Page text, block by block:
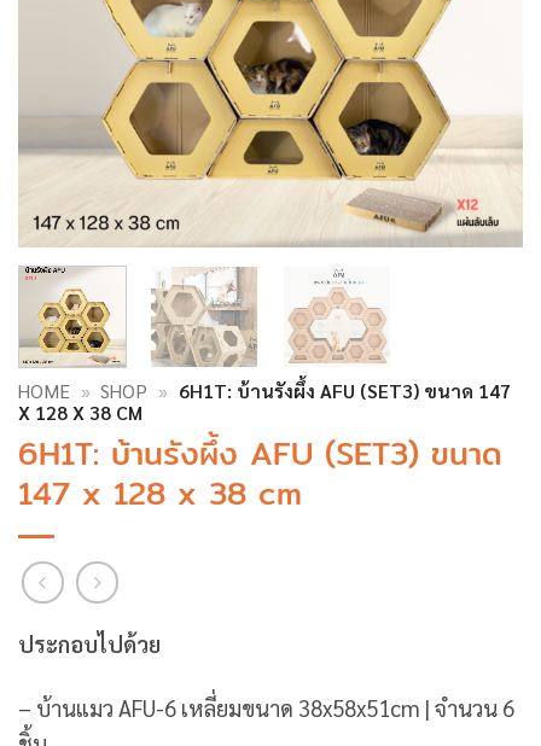
HOME » SHOP » 6H1T: บ้านรังผึ้ง AFU (SET3) ขนาด 147
X 128 X 38 CM
6H1T: บ้านรังผึ้ง AFU (SET3) ขนาด
147 x 128 x 38 cm
ประกอบไปด้วย
– บ้านแมว AFU-6 เหลี่ยมขนาด 38x58x51cm | จำนวน 6